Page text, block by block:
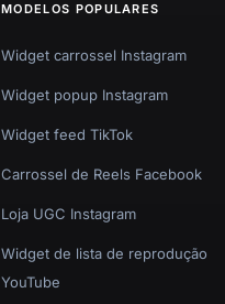
MODELOS POPULARES
Widget carrossel Instagram
Widget popup Instagram
Widget feed TikTok
Carrossel de Reels Facebook
Loja UGC Instagram
Widget de lista de reprodução
YouTube